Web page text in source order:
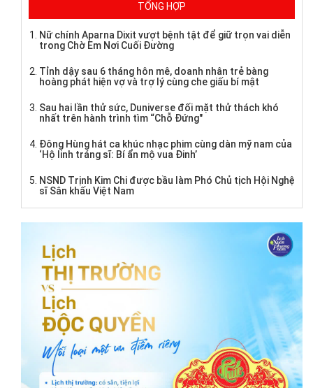
TỔNG HỢP
Nữ chính Aparna Dixit vượt bệnh tật để giữ trọn vai diễn
trong Chờ Em Nơi Cuối Đường
Tỉnh dậy sau 6 tháng hôn mê, doanh nhân trẻ bàng
hoàng phát hiện vợ và trợ lý cùng che giấu bí mật
Sau hai lần thử sức, Duniverse đối mặt thử thách khó
nhất trên hành trình tìm “Chỗ Đứng"
Đông Hùng hát ca khúc nhạc phim cùng dàn mỹ nam của
‘Hộ linh tráng sĩ: Bí ẩn mộ vua Đinh’
NSND Trịnh Kim Chi được bầu làm Phó Chủ tịch Hội Nghệ
sĩ Sân khấu Việt Nam